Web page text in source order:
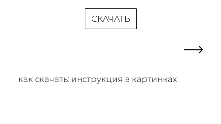
СКАЧАТЬ
как скачать: инструкция в картинках